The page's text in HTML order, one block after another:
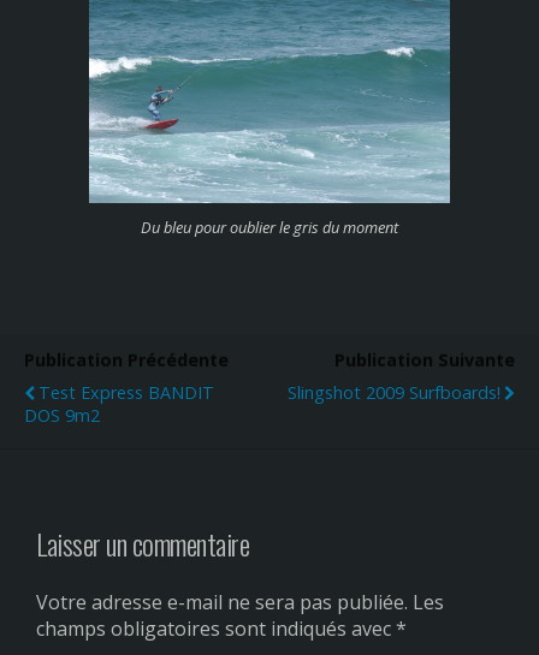
Du bleu pour oublier le gris du moment
Publication Précédente
Test Express BANDIT
DOS 9m2
Publication Suivante
Slingshot 2009 Surfboards!
Laisser un commentaire
Votre adresse e-mail ne sera pas publiée. Les
champs obligatoires sont indiqués avec*